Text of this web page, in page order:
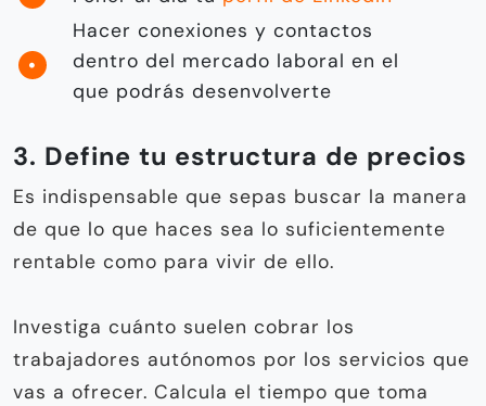
Hacer conexiones y contactos
dentro del mercado laboral en el
que podrás desenvolverte
3. Define tu estructura de precios
Es indispensable que sepas buscar la manera
de que lo que haces sea lo suficientemente
rentable como para vivir de ello.
Investiga cuánto suelen cobrar los
trabajadores autónomos por los servicios que
vas a ofrecer. Calcula el tiempo que toma